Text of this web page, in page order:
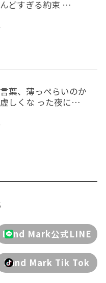
どすぎる約束 …
言葉、薄っぺらいのか
しくな った夜に…
Land Mark公式LINE
Land Mark Tik Tok